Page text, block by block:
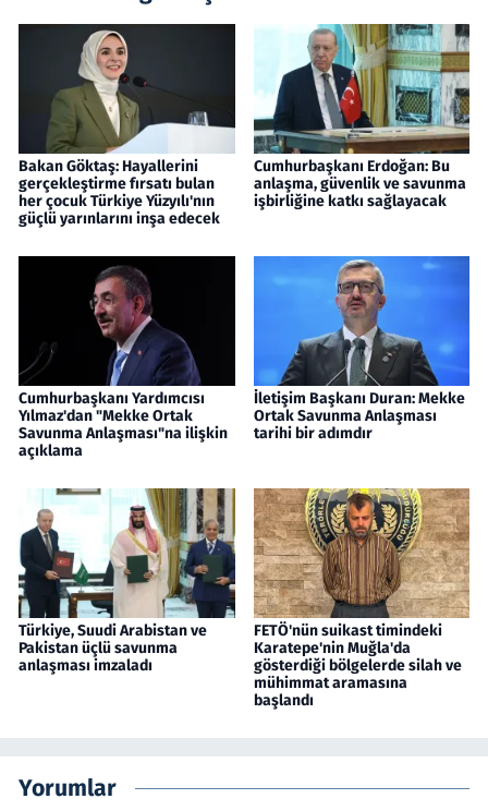
Bakan Göktaş: Hayallerini
gerçekleştirme fırsatı bulan
her çocuk Türkiye Yüzyılı'nın
güçlü yarınlarını inşa edecek
Cumhurbaşkanı Erdoğan: Bu
anlaşma, güvenlik ve savunma
işbirliğine katkı sağlayacak
Cumhurbaşkanı Yardımcısı
Yılmaz'dan "Mekke Ortak
Savunma Anlaşması"na ilişkin
açıklama
İletişim Başkanı Duran: Mekke
Ortak Savunma Anlaşması
tarihi bir adımdır
Türkiye, Suudi Arabistan ve
Pakistan üçlü savunma
anlaşması imzaladı
FETÖ'nün suikast timindeki
Karatepe'nin Muğla'da
gösterdiği bölgelerde silah ve
mühimmat aramasına
başlandı
Yorumlar